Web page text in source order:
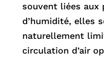
souvent liées aux
d’humidité, elles
naturellement
circulation d’air